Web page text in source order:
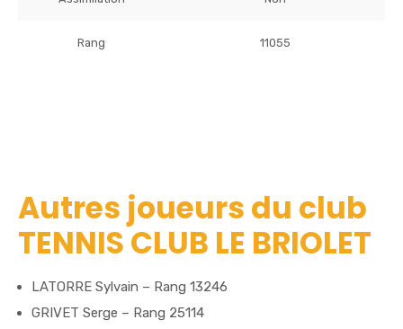
Rang 11055
Autres joueurs du club
TENNIS CLUB LE BRIOLET
LATORRE Sylvain – Rang 13246
GRIVET Serge – Rang 25114